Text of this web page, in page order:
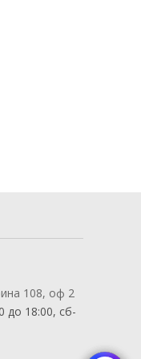
108, оф 2
до 18:00, сб-